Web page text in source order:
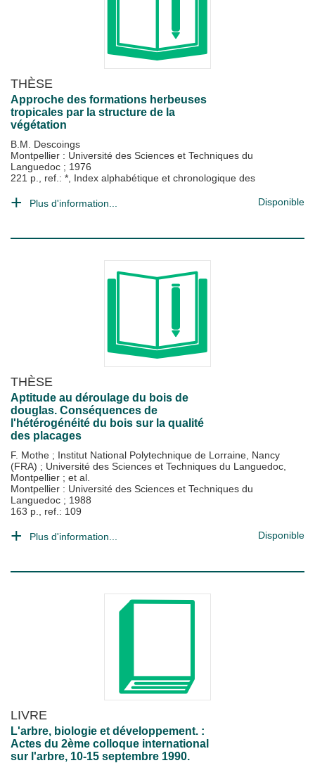
THÈSE
Approche des formations herbeuses
tropicales par la structure de la
végétation
B.M. Descoings
Montpellier : Université des Sciences et Techniques du
Languedoc ; 1976
221 p., ref.: *, Index alphabétique et chronologique des
Plus d'information... Disponible
THÈSE
Aptitude au déroulage du bois de
douglas. Conséquences de
l'hétérogénéité du bois sur la qualité
des placages
F. Mothe ; Institut National Polytechnique de Lorraine, Nancy
(FRA) ; Université des Sciences et Techniques du Languedoc,
Montpellier ; et al.
Montpellier : Université des Sciences et Techniques du
Languedoc ; 1988
163 p., ref.: 109
Plus d'information... Disponible
LIVRE
L'arbre, biologie et développement. :
Actes du 2ème colloque international
sur l'arbre, 10-15 septembre 1990.